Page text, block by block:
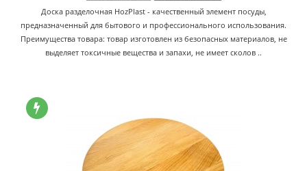
Доска разделочная HozPlast - качественный элемент посуды,
предназначенный для бытового и профессионального использования.
Преимущества товара: товар изготовлен из безопасных материалов, не
выделяет токсичные вещества и запахи, не имеет сколов ..